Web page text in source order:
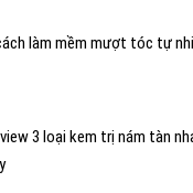
làm mềm mượt tóc tự
3 loại kem trị nám tàn